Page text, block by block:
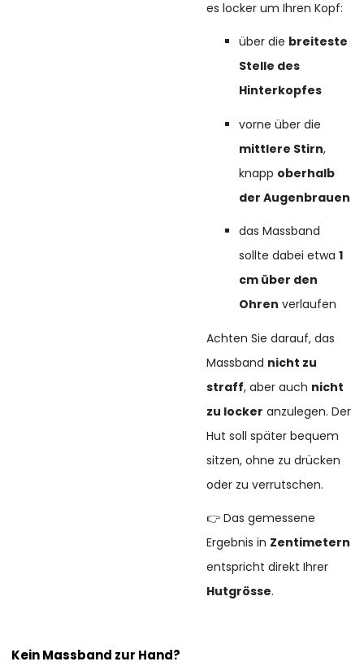
es locker um Ihren Kopf:
über die breiteste
Stelle des
Hinterkopfes
vorne über die
mittlere Stirn,
knapp oberhalb
der Augenbrauen
das Massband
sollte dabei etwa1
cm über den
Ohren verlaufen
Achten Sie darauf, das
Massband nicht zu
straff, aber auch nicht
zu locker anzulegen. Der
Hut soll später bequem
sitzen, ohne zu drücken
oder zu verrutschen.
👉 Das gemessene
Ergebnis in Zentimetern
entspricht direkt Ihrer
Hutgrösse.
Kein Massband zur Hand?